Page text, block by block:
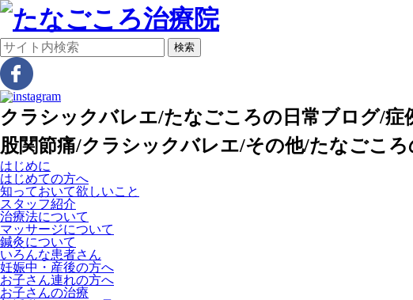
検索
クラシックバレエ/たなごころの日常ブログ/
股関節痛/クラシックバレエ/その他/たなごころ
はじめに
はじめての方へ
知っておいて欲しいこと
スタッフ紹介
治療法について
マッサージについて
鍼灸について
いろんな患者さん
妊娠中・産後の方へ
お子さん連れの方へ
お子さんの治療